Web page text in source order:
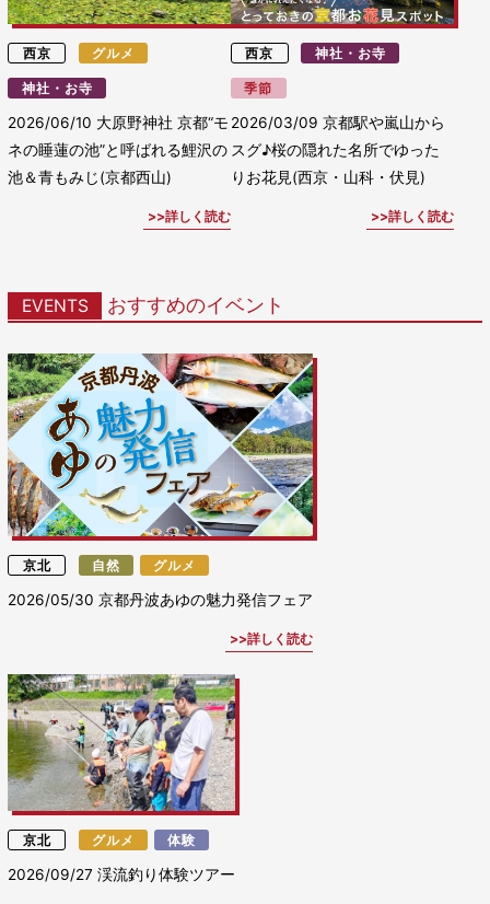
西京 グルメ
神社・お寺
2026/06/10 大原野神社 京都“モ
ネの睡蓮の池”と呼ばれる鯉沢の
池＆青もみじ(京都西山)
詳しく読む
西京 神社・お寺
季節
2026/03/09 京都駅や嵐山から
スグ♪桜の隠れた名所でゆった
りお花見(西京・山科・伏見)
詳しく読む
EVENTS おすすめのイベント
京北 自然 グルメ
2026/05/30京都丹波あゆの魅力発信フェア
詳しく読む
京北 グルメ 体験
2026/09/27渓流釣り体験ツアー